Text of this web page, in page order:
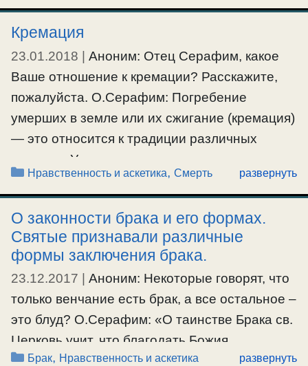
язычники относятся к своим молитвенным
заклинаниям. «Молитва: Господи, Иисусе
Христе, Сыне Божий, помилуй меня, – есть
словесная молитва, и как всякая другая, сама
в себе ничего особенного …
Ещё…
#верамагическая
Кремация
23.01.2018 | Аноним: Отец Серафим, какое
Ваше отношение к кремации? Расскажите,
пожалуйста. О.Серафим: Погребение
умерших в земле или их сжигание (кремация)
— это относится к традиции различных
народов. У каждого народа свои традиции.
Христианство несет людям то, что им
необходимо для спасения их душ. — Это
основные вероучительные понятия, — о
Боге, Рае, аде, Страшном суде, жизни …
Ещё…
#кремация,#смерть
Рубрики
Нравственность и аскетика,Смерть развернуть
О законности брака и его формах.
Святые признавали различные
формы заключения брака.
23.12.2017
Аноним: Некоторые говорят, что
только венчание есть брак, а все остальное –
это блуд? О.Серафим: «О таинстве Брака св.
Церковь учит, что благодать Божия,
благословляющая преемственность
Рубрики
Брак, Нравственность и аскетика развернуть